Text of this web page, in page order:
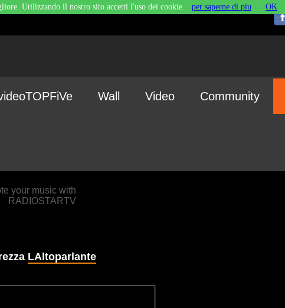
Wall Video Community
your music with
RADIOSTARTV
LAltoparlante
Utilizzando il nostro sito accetti l'uso dei cookie. per saperne di piu OK